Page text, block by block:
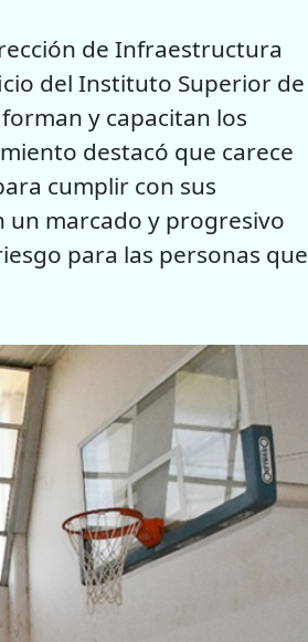
de Infraestructura
del Instituto Superior de
forman y capacitan los
destacó que carece
cumplir con sus
un marcado y progresivo
para las personas que